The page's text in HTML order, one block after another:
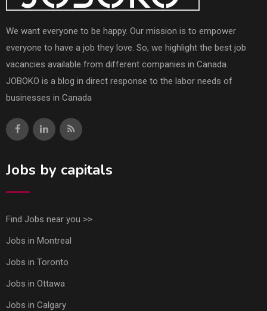
We want everyone to be happy. Our mission is to empower
everyone to have a job they love. So, we highlight the best job
vacancies available from different companies in Canada.
JOBOKO is a blog in direct response to the labor needs of
businesses in Canada
Jobs by capitals
Find Jobs near you >>
Jobs in Montreal
Jobs in Toronto
Jobs in Ottawa
Jobs in Calgary